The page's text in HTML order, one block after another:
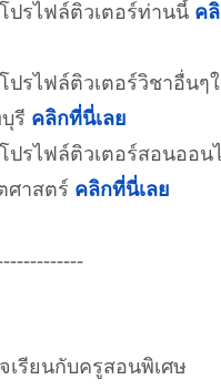
ปรไฟล์ติวเตอร์ท่านนี้ ค
ปรไฟล์ติวเตอร์วิชาอื่นๆ
รี คลิกที่นี่เลย
ปรไฟล์ติวเตอร์สอนออน
าสตร์ คลิกที่นี่เลย
เรียนกับครูสอนพิเศษ